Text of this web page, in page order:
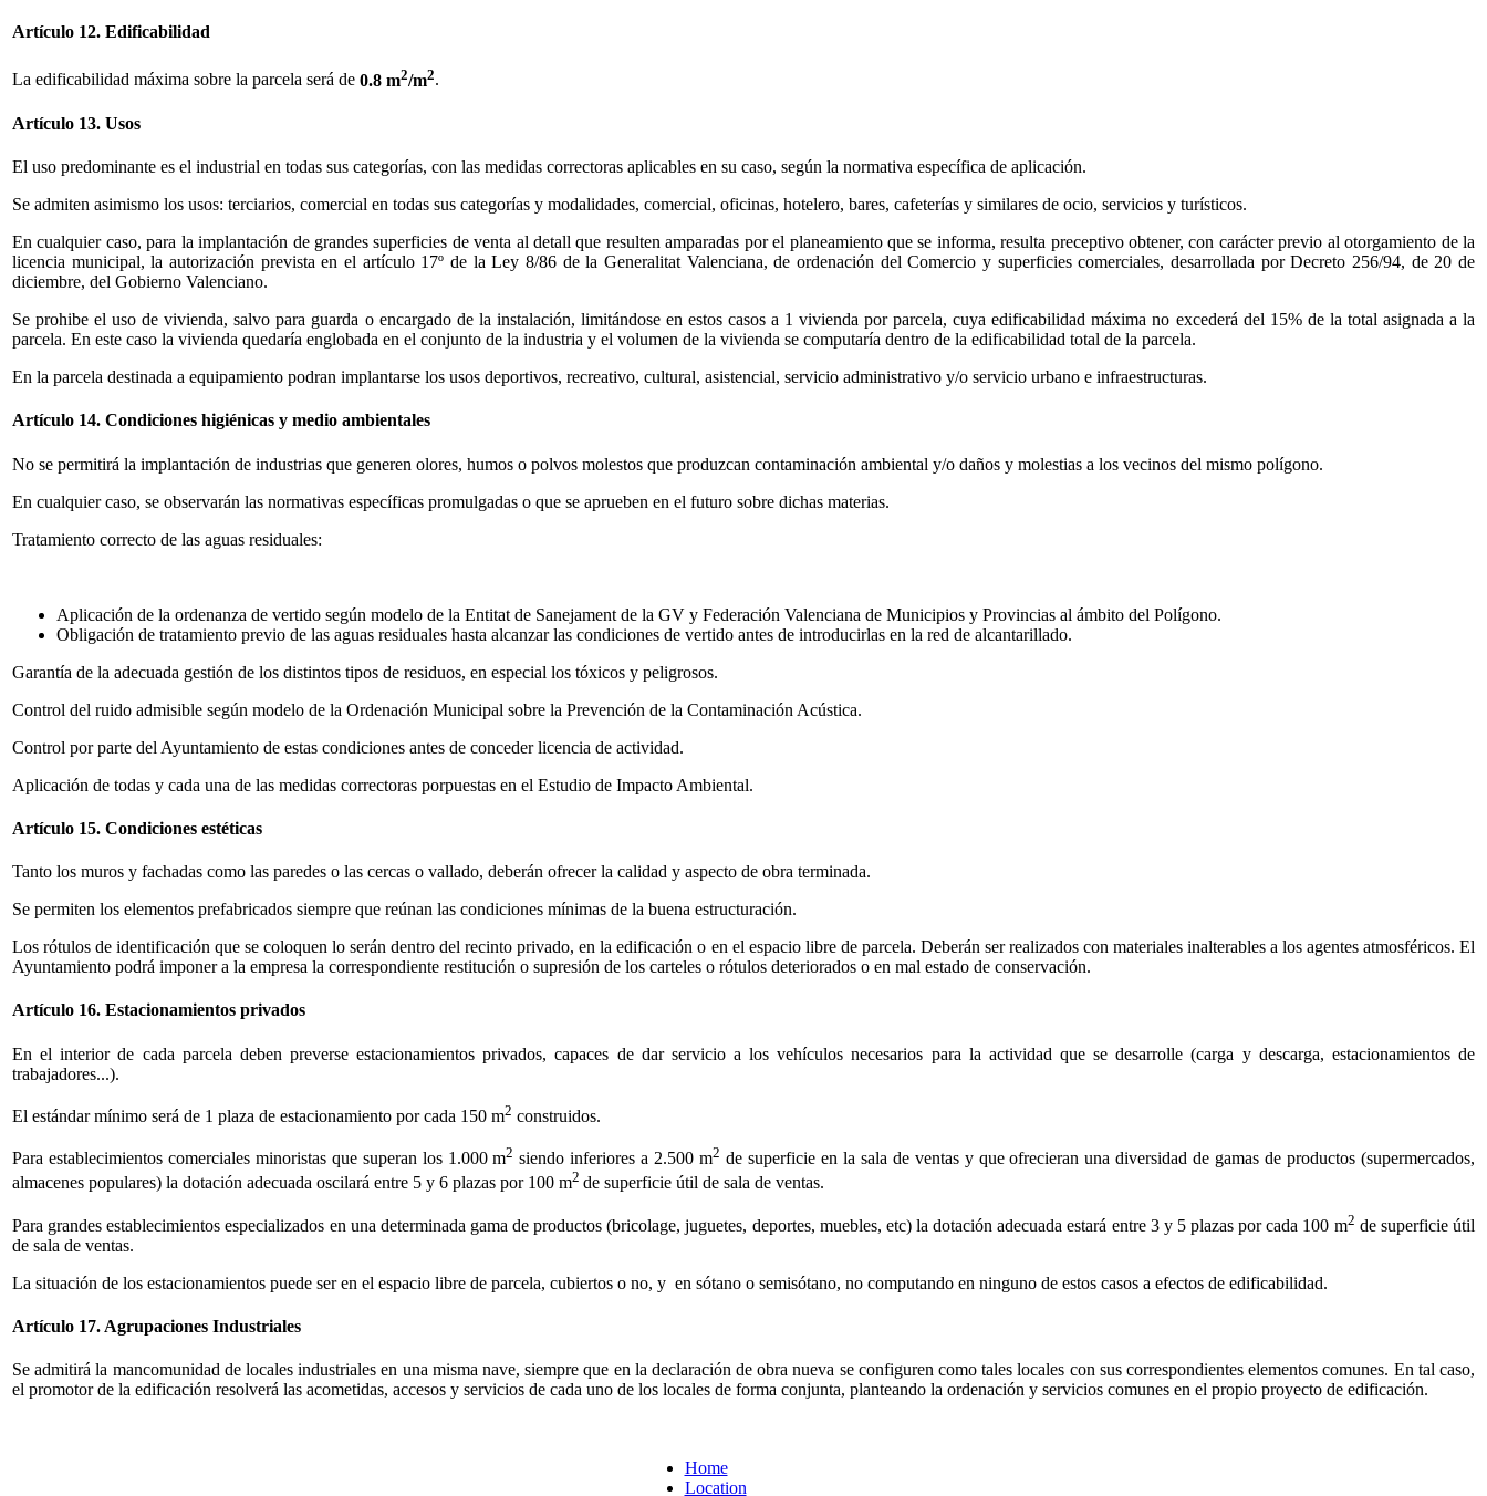
Artículo 12. Edificabilidad
La edificabilidad máxima sobre la parcela será de 0.8 m2/m2.
Artículo 13. Usos
El uso predominante es el industrial en todas sus categorías, con las medidas correctoras aplicables en su caso, según la normativa específica de aplicación.
Se admiten asimismo los usos: terciarios, comercial en todas sus categorías y modalidades, comercial, oficinas, hotelero, bares, cafeterías y similares de ocio, servicios y turísticos.
En cualquier caso, para la implantación de grandes superficies de venta al detall que resulten amparadas por el planeamiento que se informa, resulta preceptivo obtener, con carácter previo al otorgamiento de la
licencia municipal, la autorización prevista en el artículo 17º de la Ley 8/86 de la Generalitat Valenciana, de ordenación del Comercio y superficies comerciales, desarrollada por Decreto 256/94, de 20 de
diciembre, del Gobierno Valenciano.
Se prohibe el uso de vivienda, salvo para guarda o encargado de la instalación, limitándose en estos casos a 1 vivienda por parcela, cuya edificabilidad máxima no excederá del 15% de la total asignada a la
parcela. En este caso la vivienda quedaría englobada en el conjunto de la industria y el volumen de la vivienda se computaría dentro de la edificabilidad total de la parcela.
En la parcela destinada a equipamiento podran implantarse los usos deportivos, recreativo, cultural, asistencial, servicio administrativo y/o servicio urbano e infraestructuras.
Artículo 14. Condiciones higiénicas y medio ambientales
No se permitirá la implantación de industrias que generen olores, humos o polvos molestos que produzcan contaminación ambiental y/o daños y molestias a los vecinos del mismo polígono.
En cualquier caso, se observarán las normativas específicas promulgadas o que se aprueben en el futuro sobre dichas materias.
Tratamiento correcto de las aguas residuales:
Aplicación de la ordenanza de vertido según modelo de la Entitat de Sanejament de la GV y Federación Valenciana de Municipios y Provincias al ámbito del Polígono.
Obligación de tratamiento previo de las aguas residuales hasta alcanzar las condiciones de vertido antes de introducirlas en la red de alcantarillado.
Garantía de la adecuada gestión de los distintos tipos de residuos, en especial los tóxicos y peligrosos.
Control del ruido admisible según modelo de la Ordenación Municipal sobre la Prevención de la Contaminación Acústica.
Control por parte del Ayuntamiento de estas condiciones antes de conceder licencia de actividad.
Aplicación de todas y cada una de las medidas correctoras porpuestas en el Estudio de Impacto Ambiental.
Artículo 15. Condiciones estéticas
Tanto los muros y fachadas como las paredes o las cercas o vallado, deberán ofrecer la calidad y aspecto de obra terminada.
Se permiten los elementos prefabricados siempre que reúnan las condiciones mínimas de la buena estructuración.
Los rótulos de identificación que se coloquen lo serán dentro del recinto privado, en la edificación o en el espacio libre de parcela. Deberán ser realizados con materiales inalterables a los agentes atmosféricos. El
Ayuntamiento podrá imponer a la empresa la correspondiente restitución o supresión de los carteles o rótulos deteriorados o en mal estado de conservación.
Artículo 16. Estacionamientos privados
En el interior de cada parcela deben preverse estacionamientos privados, capaces de dar servicio a los vehículos necesarios para la actividad que se desarrolle (carga y descarga, estacionamientos de
trabajadores...).
El estándar mínimo será de 1 plaza de estacionamiento por cada 150 m2 construidos.
Para establecimientos comerciales minoristas que superan los 1.000 m2 siendo inferiores a 2.500 m2 de superficie en la sala de ventas y que ofrecieran una diversidad de gamas de productos (supermercados,
almacenes populares) la dotación adecuada oscilará entre 5 y 6 plazas por 100 m2 de superficie útil de sala de ventas.
Para grandes establecimientos especializados en una determinada gama de productos (bricolage, juguetes, deportes, muebles, etc) la dotación adecuada estará entre 3 y 5 plazas por cada 100 m2 de superficie útil
de sala de ventas.
La situación de los estacionamientos puede ser en el espacio libre de parcela, cubiertos o no, y en sótano o semisótano, no computando en ninguno de estos casos a efectos de edificabilidad.
Artículo 17. Agrupaciones Industriales
Se admitirá la mancomunidad de locales industriales en una misma nave, siempre que en la declaración de obra nueva se configuren como tales locales con sus correspondientes elementos comunes. En tal caso,
el promotor de la edificación resolverá las acometidas, accesos y servicios de cada uno de los locales de forma conjunta, planteando la ordenación y servicios comunes en el propio proyecto de edificación.
Home
Location